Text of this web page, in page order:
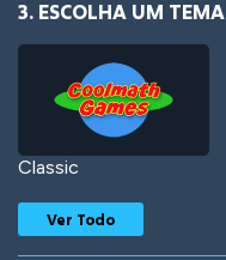
3. ESCOLHA UM TEMA
Classic
Ver Todo